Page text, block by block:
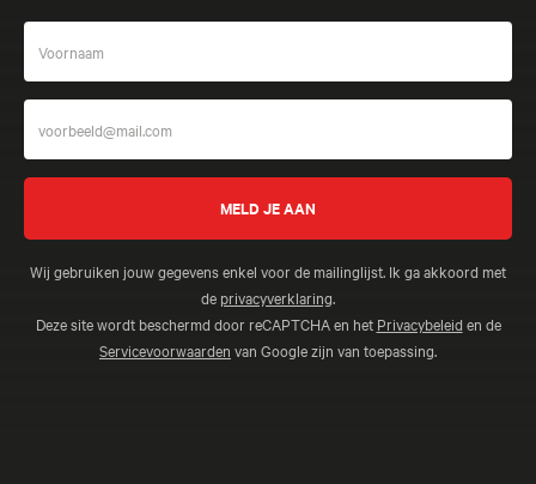
Wij gebruiken jouw gegevens enkel voor de mailinglijst. Ik ga akkoord met
de privacyverklaring.
Deze site wordt beschermd door reCAPTCHA en het Privacybeleid en de
Servicevoorwaarden van Google zijn van toepassing.